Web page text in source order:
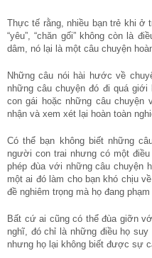
Thực tế rằng, nhiều bạn trẻ khi ở
“yêu”, “chăn gối” không còn là
dâm, nó lại là một câu chuyện
Những câu nói hài hước về
những câu chuyện đó đi quá
con gái hoặc những câu chuyện
nhận và xem xét lại hoàn toàn
Có thể bạn không biết những
người con trai nhưng có một
phép đùa với những câu chuyện
một ai đó làm cho bạn khó chịu
đề nghiêm trọng mà họ đang phạm
Bất cứ ai cũng có thể đùa giỡn
nghĩ, đó chỉ là những điều họ
nhưng họ lại không biết được sự